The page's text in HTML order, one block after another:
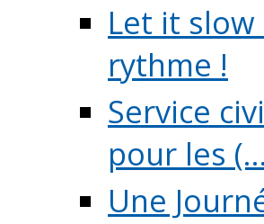
Let it
rythme !
Service
pour les
Une